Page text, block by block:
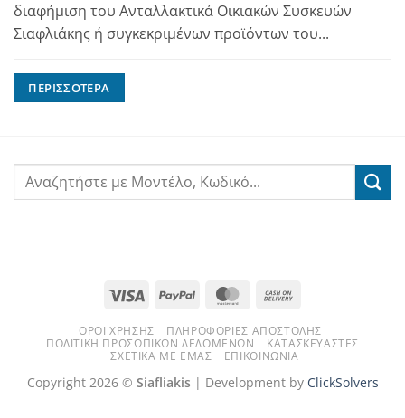
διαφήμιση του Ανταλλακτικά Οικιακών Συσκευών
Σιαφλιάκης ή συγκεκριμένων προϊόντων του...
ΠΕΡΙΣΣΌΤΕΡΑ
Visa PayPal MasterCard
Delivery
ΌΡΟΙ ΧΡΉΣΗΣ
ΠΛΗΡΟΦΟΡΊΕΣ ΑΠΟΣΤΟΛΉΣ
ΠΟΛΙΤΙΚΉ ΠΡΟΣΩΠΙΚΏΝ ΔΕΔΟΜΈΝΩΝ
ΚΑΤΑΣΚΕΥΑΣΤΈΣ
ΣΧΕΤΙΚΆ ΜΕ ΕΜΆΣ
ΕΠΙΚΟΙΝΩΝΊΑ
Copyright 2026 © Siafliakis| Development by ClickSolvers